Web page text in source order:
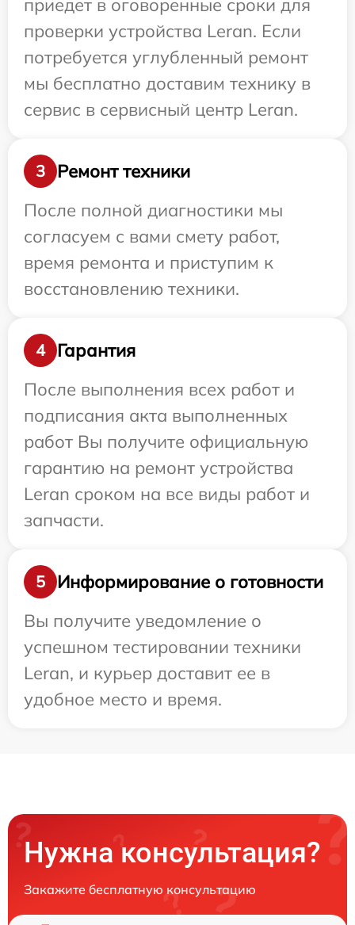
приедет в оговоренные сроки для
проверки устройства Leran. Если
потребуется углубленный ремонт
мы бесплатно доставим технику в
сервис в сервисный центр Leran.
3
Ремонт техники
После полной диагностики мы
согласуем с вами смету работ,
время ремонта и приступим к
восстановлению техники.
4
Гарантия
После выполнения всех работ и
подписания акта выполненных
работ Вы получите официальную
гарантию на ремонт устройства
Leran сроком на все виды работ и
запчасти.
5
Информирование о готовности
Вы получите уведомление о
успешном тестировании техники
Leran, и курьер доставит ее в
удобное место и время.
Нужна консультация?
Закажите бесплатную консультацию